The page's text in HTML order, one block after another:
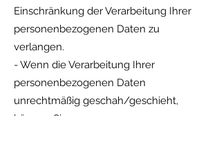
Einschränkung der Verarbeitung Ihrer
personenbezogenen Daten zu
verlangen.
- Wenn die Verarbeitung Ihrer
personenbezogenen Daten
unrechtmäßig geschah/geschieht,
können Sie